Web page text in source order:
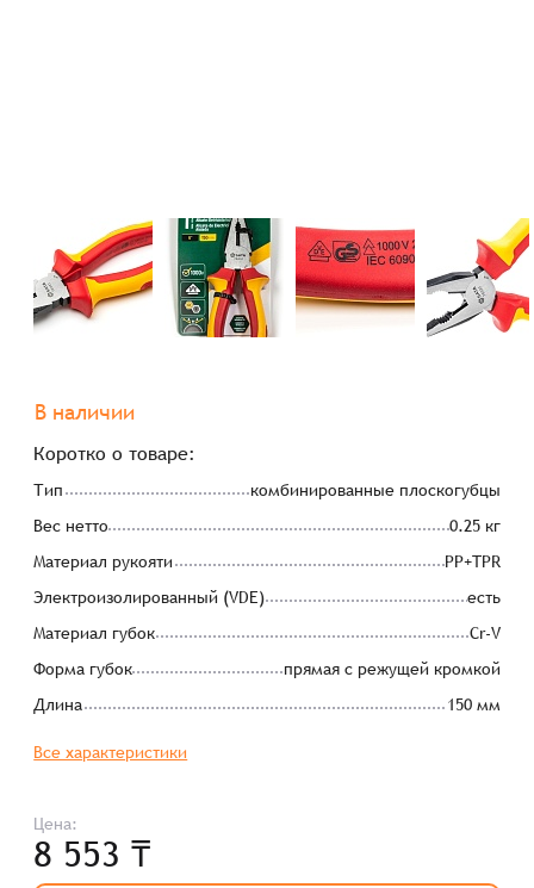
В наличии
Коротко о товаре:
Тип
комбинированные плоскогубцы
Вес нетто
0.25 кг
Материал рукояти
PP+TPR
Электроизолированный (VDE)
есть
Материал губок
Cr-V
Форма губок
прямая с режущей кромкой
Длина
150 мм
Все характеристики
Цена:
8 553 ₸